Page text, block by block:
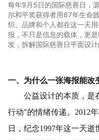
每年9月5日的国际慈善日，
尔和平奖获得者用87年生命
织、品牌和个人都在这一天
报，不只是信息的载体，更
发，拆解国际慈善日平面设计
一、为什么一张海报能改
公益设计的本质，
行动"的情绪传递。2012
日，纪念1997年这一天逝